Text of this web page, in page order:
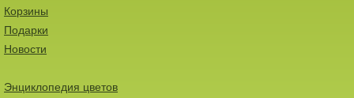
Корзины
Подарки
Новости
Энциклопедия цветов